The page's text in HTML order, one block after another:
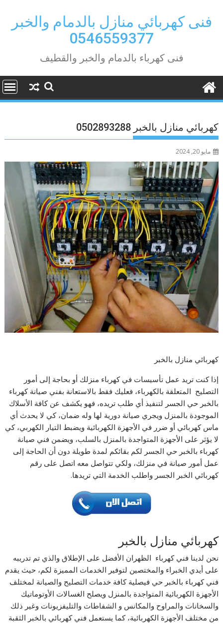
content
فنى كهربائي منازل بالدمام والخبر
0546559377
فنى كهرباء بالدمام والخبر والقطيف
كهربائي منازل بالخبر 0502893288
مايو 20, 2024
كهربائي منازل بالخبر
إذا كنت تريد عمل تأسيسات في كهرباء منزلك أو بحاجة إلى أمور
التصليح المتعلقة بالكهرباء، فعليك فقط بالاستعانة بفني صيانة كهرباء
بالخبر حي الجسر لتنفيذ أي طلب تريده، فهو يكشف عن كافة الأسلاك
الموجودة بالمنزل ويجري صيانة دورية لها وله ضمان، كي لا يحدث أي
ماس كهربائي أو ضرر في الأجهزة الكهربائية ويضبط التيار الكهربي، كي
لا يؤثر على الأجهزة المتواجدة بالمنزل بالسلب، ويضمن فني صيانة
كهرباء بالخبر حي الجسر لكم بقائكم لمدة طويلة دون أن الحاجة إلى
عمل أمور صيانة في منزلك، ولكي تتواصل معه اتصل على رقم
كهربائي الخبر الجسر واطلب الخدمة التي تريدها.
كهربائي منازل بالخبر
نحن لدينا فني كهرباء الظهران الأفضل على الإطلاق والذي تم تدريبه
على أيدي الخبراء والمختصين لتوفير الخدمات المميزة لكم، حيث يقدم
فني كهرباء بالخبر حي فيصلية كافة خدمات التصليح والصيانة لمختلف
الأجهزة الكهربائية المتواجدة بالمنزل ويصلح الغسالات الأوتوماتيك
والسخانات والمراوح والمكانس و الشفاطات والتليفزيونات وغير ذلك
من مختلف الأجهزة الكهربائية، كما يستعمل فني كهربائي بالخبر الثقبة